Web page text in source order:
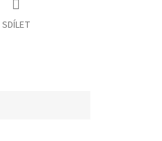
SDÍLET